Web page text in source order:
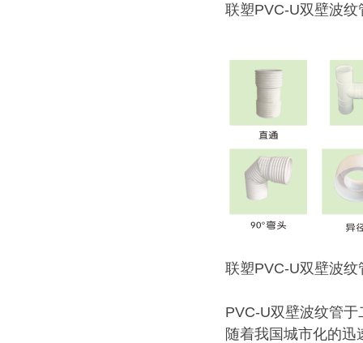
联塑PVC-U双壁波纹
联塑PVC-U双壁波纹
PVC-U双壁波纹管
随着我国城市化的